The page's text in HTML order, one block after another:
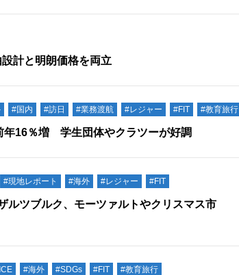
計と明朗価格を両立
#国内 #訪日 #業務渡航 #レジャー #FIT #教育旅行
年16％増 学生団体やクラツーが好調
#現地レポート #海外 #レジャー #FIT
ルツブルク、モーツァルトやクリスマス市
#海外 #SDGs #FIT #教育旅行